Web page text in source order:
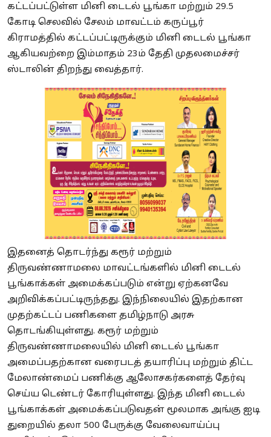
கட்டப்பட்டுள்ள மினி டைடல் பூங்கா மற்றும் 29.5
கோடி செலவில் சேலம் மாவட்டம் கருப்பூர்
கிராமத்தில் கட்டப்பட்டிருக்கும் மினி டைடல் பூங்கா
ஆகியவற்றை இம்மாதம் 23ம் தேதி முதலமைச்சர்
ஸ்டாலின் திறந்து வைத்தார்.
இதனைத் தொடர்ந்து கரூர் மற்றும்
திருவண்ணாமலை மாவட்டங்களில் மினி டைடல்
பூங்காக்கள் அமைக்கப்படும் என்று ஏற்கனவே
அறிவிக்கப்பட்டிருந்தது. இந்நிலையில் இதற்கான
முதற்கட்டப் பணிகளை தமிழ்நாடு அரசு
தொடங்கியுள்ளது. கரூர் மற்றும்
திருவண்ணாமலையில் மினி டைடல் பூங்கா
அமைப்பதற்கான வரைபடத் தயாரிப்பு மற்றும் திட்ட
மேலாண்மைப் பணிக்கு ஆலோசகர்களைத் தேர்வு
செய்ய டெண்டர் கோரியுள்ளது. இந்த மினி டைடல்
பூங்காக்கள் அமைக்கப்படுவதன் மூலமாக அங்கு ஐடி
துறையில் தலா 500 பேருக்கு வேலைவாய்ப்பு